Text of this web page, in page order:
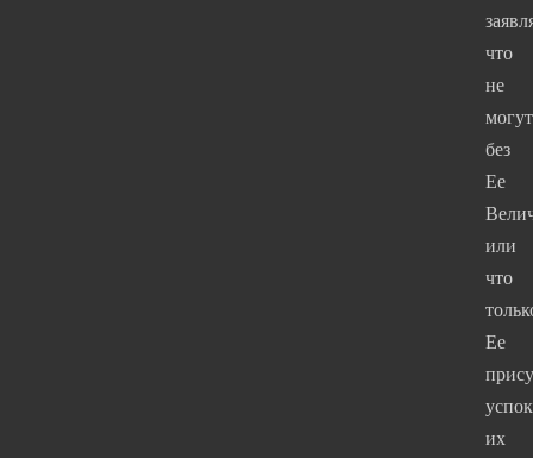
что
не
могут
без
Ее
или
что
Ее
их